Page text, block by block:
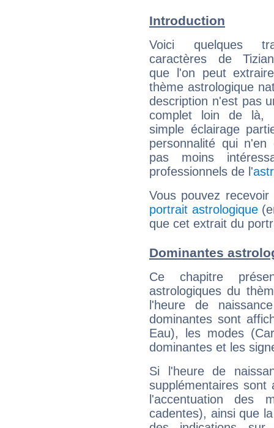
Introduction
Voici quelques
caractères de
que l'on peut
thème astrologique
description n'est pas
complet loin de là,
simple éclairage
personnalité qui n'en
pas moins
professionnels de l'
Vous pouvez
portrait astrologique
que cet extrait du
Dominantes
Ce chapitre
astrologiques du
l'heure de
dominantes sont
Eau), les modes
dominantes et les
Si l'heure de
supplémentaires sont
l'accentuation des
cadentes), ainsi que